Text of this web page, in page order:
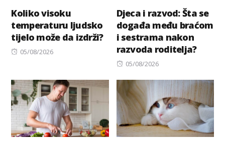
Koliko visoku
temperaturu ljudsko
tijelo može da izdrži?
Posted
05/08/2026
Djeca i razvod: Šta se
događa među braćom
i sestrama nakon
razvoda roditelja?
Posted
05/08/2026